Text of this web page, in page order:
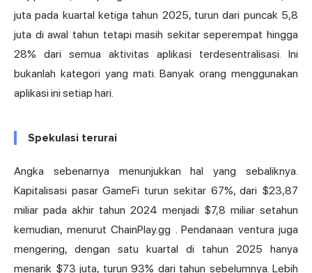
juta pada kuartal ketiga tahun 2025, turun dari puncak 5,8
juta di awal tahun tetapi masih sekitar seperempat hingga
28% dari semua aktivitas aplikasi terdesentralisasi. Ini
bukanlah kategori yang mati. Banyak orang menggunakan
aplikasi ini setiap hari.
Spekulasi terurai
Angka sebenarnya menunjukkan hal yang sebaliknya.
Kapitalisasi pasar GameFi turun sekitar 67%, dari $23,87
miliar pada akhir tahun 2024 menjadi $7,8 miliar setahun
kemudian, menurut ChainPlay.gg . Pendanaan ventura juga
mengering, dengan satu kuartal di tahun 2025 hanya
menarik $73 juta, turun 93% dari tahun sebelumnya. Lebih